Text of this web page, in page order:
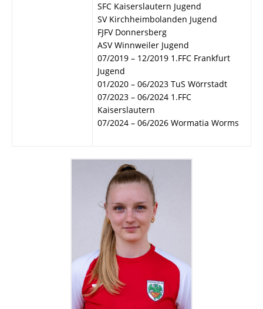
SFC Kaiserslautern Jugend
SV Kirchheimbolanden Jugend
FJFV Donnersberg
ASV Winnweiler Jugend
07/2019 – 12/2019 1.FFC Frankfurt
Jugend
01/2020 – 06/2023 TuS Wörrstadt
07/2023 – 06/2024 1.FFC
Kaiserslautern
07/2024 – 06/2026 Wormatia Worms